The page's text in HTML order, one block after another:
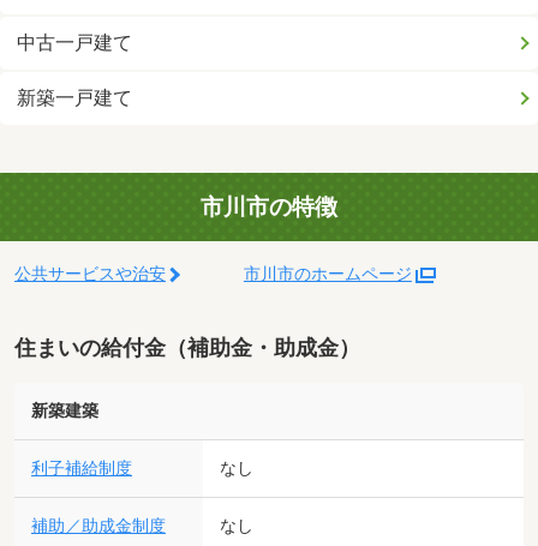
中古一戸建て
新築一戸建て
市川市の特徴
公共サービスや治安 市川市のホームページ
住まいの給付金（補助金・助成金）
新築建築
利子補給制度 なし
補助／助成金制度 なし